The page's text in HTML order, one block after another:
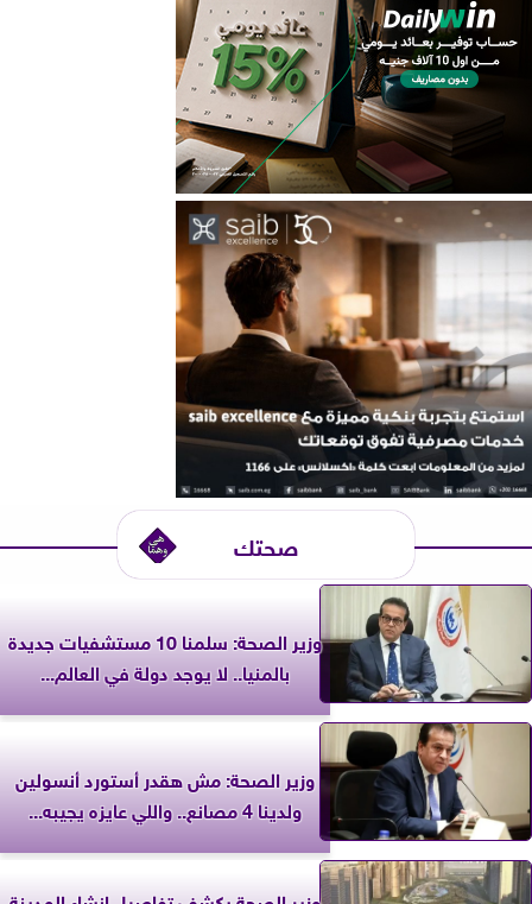
صحتك
وزير الصحة: سلمنا 10 مستشفيات جديدة
بالمنيا.. لا يوجد دولة في العالم...
وزير الصحة: مش هقدر أستورد أنسولين
ولدينا 4 مصانع.. واللي عايزه يجيبه...